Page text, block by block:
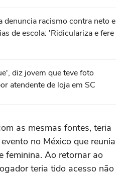
denuncia racismo contra neto e
de escola: 'Ridiculariza e fere
diz jovem que teve foto
atendente de loja em SC
as mesmas fontes, teria
no México que reunia
feminina. Ao retornar ao
teria tido acesso não